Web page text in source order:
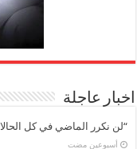
اخبار عاجلة
“لن نكرر الماضي في كل
‏أسبوعين مضت